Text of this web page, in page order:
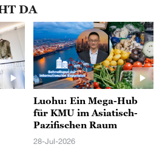
DA
Luohu: Ein Mega-Hub
für KMU im Asiatisch-
Pazifischen Raum
28-Jul-2026